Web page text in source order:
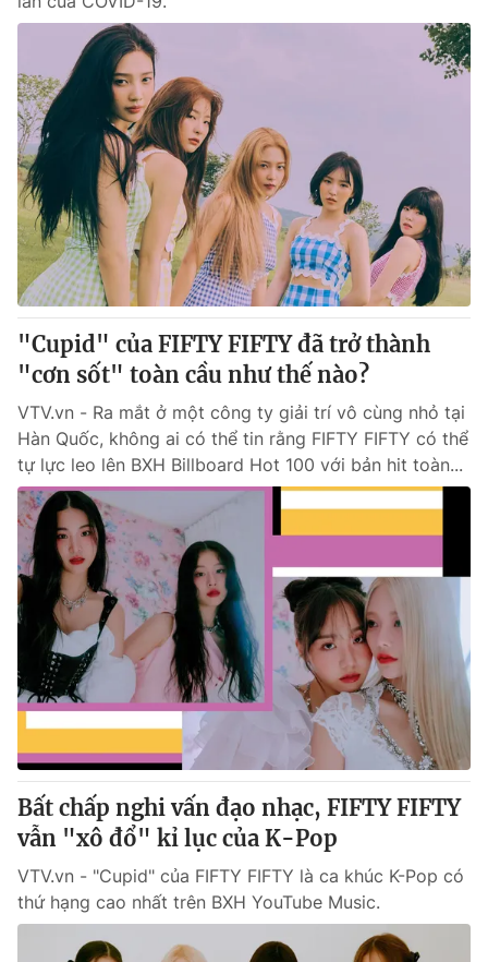
"Cupid" của FIFTY FIFTY đã trở thành
"cơn sốt" toàn cầu như thế nào?
VTV.vn - Ra mắt ở một công ty giải trí vô cùng nhỏ tại
Hàn Quốc, không ai có thể tin rằng FIFTY FIFTY có thể
tự lực leo lên BXH Billboard Hot 100 với bản hit toàn...
Bất chấp nghi vấn đạo nhạc, FIFTY FIFTY
vẫn "xô đổ" kỉ lục của K-Pop
VTV.vn - "Cupid" của FIFTY FIFTY là ca khúc K-Pop có
thứ hạng cao nhất trên BXH YouTube Music.